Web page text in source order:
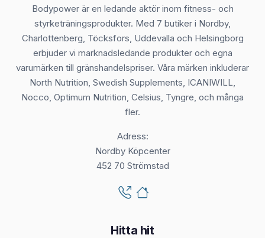
Bodypower är en ledande aktör inom fitness- och
styrketräningsprodukter. Med 7 butiker i Nordby,
Charlottenberg, Töcksfors, Uddevalla och Helsingborg
erbjuder vi marknadsledande produkter och egna
varumärken till gränshandelspriser. Våra märken inkluderar
North Nutrition, Swedish Supplements, ICANIWILL,
Nocco, Optimum Nutrition, Celsius, Tyngre, och många
fler.
Adress:
Nordby Köpcenter
452 70 Strömstad
Hitta hit